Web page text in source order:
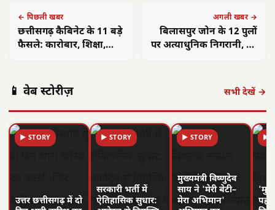
← पिछली खबर
छत्तीसगढ़ कैबिनेट के 11 बड़े
फैसले: कारोबार, शिक्षा,
अगली खबर →
बिलासपुर जोन के 12 पुलों
पर अत्याधुनिक निगरानी, रेल
📱 वेब स्टोरीज़ सभी देखें →
▶ STORY
उत्तर छत्तीसगढ़ में दो
▶ STORY
सरकारी भर्ती में
ऐतिहासिक सुधार:
▶ STORY
मुख्यमंत्री विष्णुदेव
साय ने 'मेरी बेटी–
मेरा अभिमान'
▶
पहल